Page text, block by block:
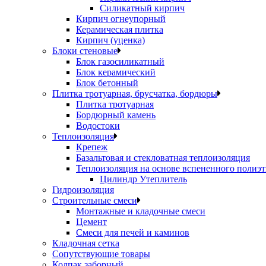
Силикатный кирпич
Кирпич огнеупорный
Керамическая плитка
Кирпич (уценка)
Блоки стеновые
Блок газосиликатный
Блок керамический
Блок бетонный
Плитка тротуарная, брусчатка, бордюры
Плитка тротуарная
Бордюрный камень
Водостоки
Теплоизоляция
Крепеж
Базальтовая и стекловатная теплоизоляция
Теплоизоляция на основе вспененного
Цилиндр Утеплитель
Гидроизоляция
Строительные смеси
Монтажные и кладочные смеси
Цемент
Смеси для печей и каминов
Кладочная сетка
Сопутствующие товары